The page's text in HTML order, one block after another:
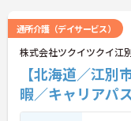
通所介護（デイサービス）
株式会社ツクイツクイ江
【北海道／江
暇／キャリアパ